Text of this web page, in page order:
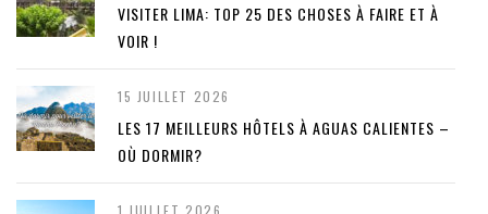
VISITER LIMA: TOP 25 DES CHOSES À FAIRE ET À
VOIR !
15 JUILLET 2026
LES 17 MEILLEURS HÔTELS À AGUAS CALIENTES –
OÙ DORMIR?
1 JUILLET 2026